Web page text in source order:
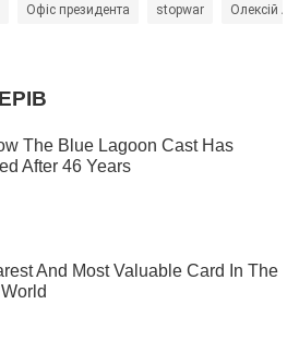
Офіс президента stopwar Олексій